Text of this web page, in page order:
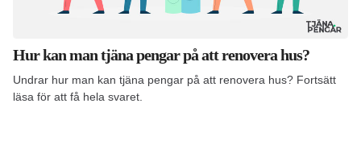
Hur kan man tjäna pengar på att renovera hus?
Undrar hur man kan tjäna pengar på att renovera hus? Fortsätt
läsa för att få hela svaret.